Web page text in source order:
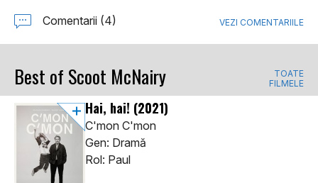
Comentarii (4) VEZI COMENTARIILE
Best of Scoot McNairy
TOATE
FILMELE
Hai, hai! (2021)
C'mon C'mon
Gen: Dramă
Rol: Paul